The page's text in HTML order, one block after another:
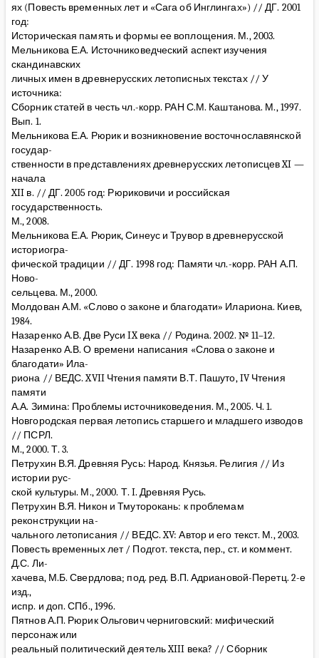
ях (Повесть временных лет и «Сага об Инглингах») // ДГ. 2001
год:
Историческая память и формы ее воплощения. М., 2003.
Мельникова Е.А. Источниковедческий аспект изучения
скандинавских
личных имен в древнерусских летописных текстах // У
источника:
Сборник статей в честь чл.-корр. РАН С.М. Каштанова. М., 1997.
Вып. 1.
Мельникова Е.А. Рюрик и возникновение восточнославянской
государ-
ственности в представлениях древнерусских летописцев XI —
начала
XII в. // ДГ. 2005 год: Рюриковичи и российская
государственность.
М., 2008.
Мельникова Е.А. Рюрик, Синеус и Трувор в древнерусской
историогра-
фической традиции // ДГ. 1998 год: Памяти чл.-корр. РАН А.П.
Ново-
сельцева. М., 2000.
Молдован А.М. «Слово о законе и благодати» Илариона. Киев,
1984.
Назаренко А.В. Две Руси IX века // Родина. 2002. № 11–12.
Назаренко А.В. О времени написания «Слова о законе и
благодати» Ила-
риона // ВЕДС. XVII Чтения памяти В.Т. Пашуто, IV Чтения
памяти
А.А. Зимина: Проблемы источниковедения. М., 2005. Ч. 1.
Новгородская первая летопись старшего и младшего изводов
// ПСРЛ.
М., 2000. Т. 3.
Петрухин В.Я. Древняя Русь: Народ. Князья. Религия // Из
истории рус-
ской культуры. М., 2000. Т. I. Древняя Русь.
Петрухин В.Я. Никон и Тмуторокань: к проблемам
реконструкции на-
чального летописания // ВЕДС. XV: Автор и его текст. М., 2003.
Повесть временных лет / Подгот. текста, пер., ст. и коммент.
Д.С. Ли-
хачева, М.Б. Свердлова; под. ред. В.П. Адриановой-Перетц. 2-е
изд.,
испр. и доп. СПб., 1996.
Пятнов А.П. Рюрик Ольгович черниговский: мифический
персонаж или
реальный политический деятель XIII века? // Сборник